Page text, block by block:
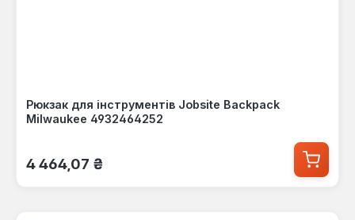
Рюкзак для інструментів Jobsite Backpack
Milwaukee 4932464252
Звичайна ціна:
4 464,07 ₴